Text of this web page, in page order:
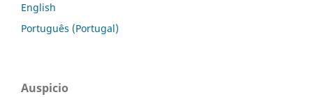
English
Português (Portugal)
Auspicio